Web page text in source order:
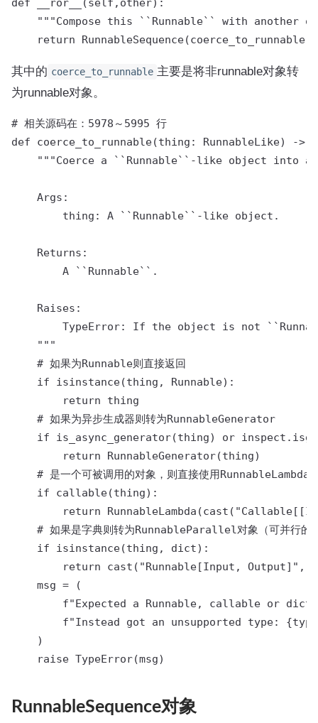
def __ror__(self,other):
"""Compose this ``Runnable`` with another
return
其中的 coerce_to_runnable 主要是将非runnable对象转
为runnable对象。
# 相关源码在：5978～5995 行
def coerce_to_runnable(thing: RunnableLike) ->
"""Coerce a ``Runnable``-like object into a
Args:
thing: A ``Runnable``-like object.
Returns:
A ``Runnable``.
Raises:
TypeError: If the object is not
"""
# 如果为Runnable则直接返回
if isinstance(thing, Runnable):
return thing
# 如果为异步生成器则转为RunnableGenerator
if is_async_generator(thing) or
return RunnableGenerator(thing)
# 是一个可被调用的对象，则直接使用RunnableLambda
if callable(thing):
return
# 如果是字典则转为RunnableParallel对象（可并行的
if isinstance(thing, dict):
return cast("Runnable[Input, Output]",
msg = (
f"Expected a Runnable, callable or
f"Instead got an unsupported type:
)
raise TypeError(msg)
RunnableSequence对象